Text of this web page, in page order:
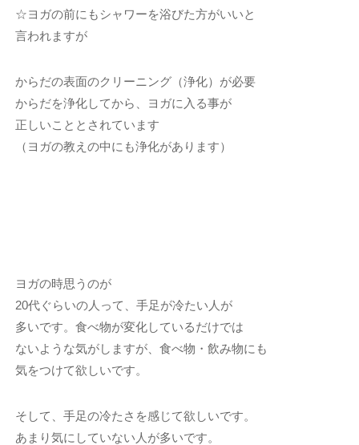
☆ヨガの前にもシャワーを浴びた方がいいと
言われますが
からだの表面のクリーニング（浄化）が必要
からだを浄化してから、ヨガに入る事が
正しいこととされています
（ヨガの教えの中にも浄化があります）
ヨガの時思うのが
20代ぐらいの人って、手足が冷たい人が
多いです。食べ物が変化しているだけでは
ないような気がしますが、食べ物・飲み物にも
気をつけて欲しいです。
そして、手足の冷たさを感じて欲しいです。
あまり気にしていない人が多いです。